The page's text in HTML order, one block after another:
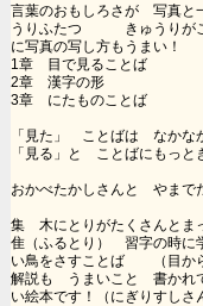
言葉のおもしろさが 写真
うりふたつ きゅうりがこ
に写真の写し方もうまい！
1章 目で見ることば
2章 漢字の形
3章 にたものことば
「見た」 ことばは なかな
「見る」と ことばにもっ
おかべたかしさんと やまで
集 木にとりがたくさんとま
隹（ふるとり） 習字の時
い鳥をさすことば （目か
解説も うまいこと 書かれ
い絵本です！（にぎりすし